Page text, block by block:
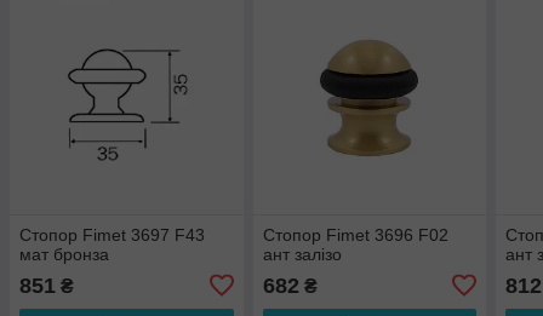
Стопор Fimet 3697 F43
мат бронза
851 ₴
Стопор Fimet 3696 F02
ант залізо
682 ₴
ант
812